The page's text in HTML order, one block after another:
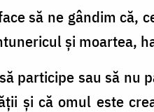
să ne gândim că,
și moartea,
participe sau să
și că omul este